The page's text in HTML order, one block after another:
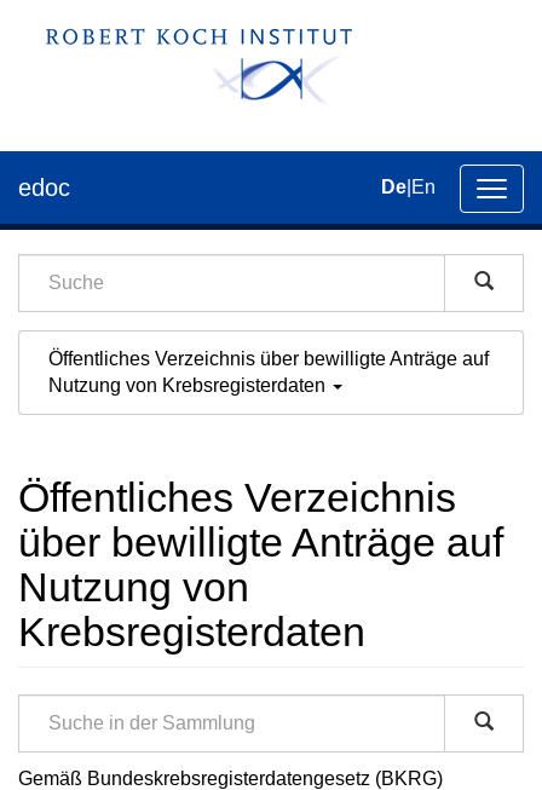
der
edoc De En
Öffentliches Verzeichnis über bewilligte Anträge auf
Nutzung von Krebsregisterdaten
Öffentliches Verzeichnis
über bewilligte Anträge auf
Nutzung von
Krebsregisterdaten
Gemäß Bundeskrebsregisterdatengesetz (BKRG)